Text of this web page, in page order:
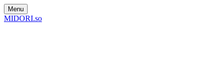
Menu
MIDORI.so